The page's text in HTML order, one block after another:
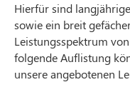
Hierfür sind
sowie ein breit
Leistungsspektrum
folgende Auflistung
unsere angebotenen